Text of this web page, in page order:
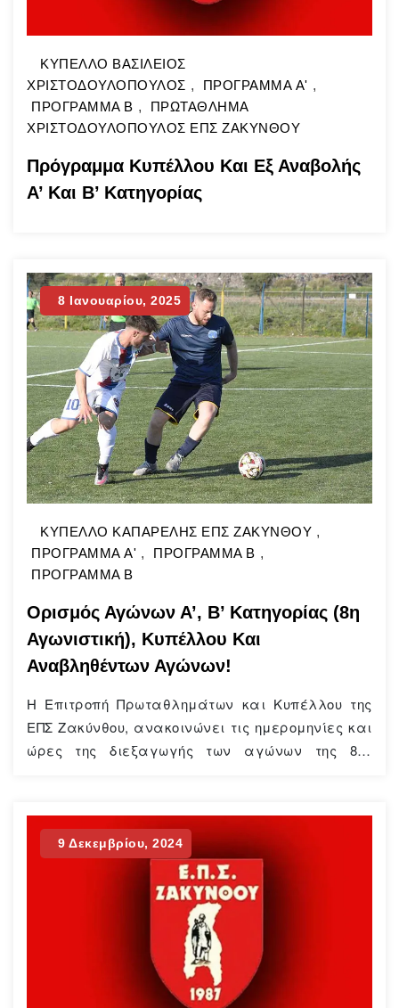
ΚΥΠΕΛΛΟ ΒΑΣΙΛΕΙΟΣ
ΧΡΙΣΤΟΔΟΥΛΟΠΟΥΛΟΣ , ΠΡΟΓΡΑΜΜΑ A' ,
ΠΡΟΓΡΑΜΜΑ Β ,
ΠΡΩΤΑΘΛΗΜΑ
ΧΡΙΣΤΟΔΟΥΛΟΠΟΥΛΟΣ ΕΠΣ ΖΑΚΥΝΘΟΥ
Πρόγραμμα Κυπέλλου Και Εξ Αναβολής
Α’ Και Β’ Κατηγορίας
8 Ιανουαρίου, 2025
ΚΥΠΕΛΛΟ ΚΑΠΑΡΕΛΗΣ ΕΠΣ ΖΑΚΥΝΘΟΥ ,
ΠΡΟΓΡΑΜΜΑ A' , ΠΡΟΓΡΑΜΜΑ Β ,
ΠΡΟΓΡΑΜΜΑ Β
Ορισμός Αγώνων Α’, Β’ Κατηγορίας (8η
Αγωνιστική), Κυπέλλου Και
Αναβληθέντων Αγώνων!
Η Επιτροπή Πρωταθλημάτων και Κυπέλλου της
ΕΠΣ Ζακύνθου, ανακοινώνει τις ημερομηνίες και
ώρες της διεξαγωγής των αγώνων της 8ης
αγώνων Κυπέλλου αλλά και τον ορισμό δύο εξ
αναβολής παιχνιδιών της Β’ Κατηγορίας.
Αναλυτικά: 8η Αγωνιστική Α’ ΚΑΤΗΓΟΡΙΑ ΕΠΣ
Ζακύνθου Σάββατο 11/01/2025 Κυριακή…
9 Δεκεμβρίου, 2024